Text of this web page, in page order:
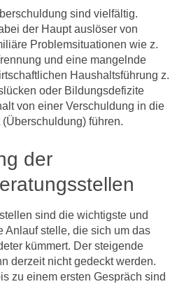
sind vielfältig.
der Haupt auslöser von
Problemsituationen wie z.
und eine mangelnde
Haus­haltsführung z.
oder Bildungsdefizite
von einer Verschuldung in die
füh­ren.
der
sind die wichtigste und
Anlauf­ stelle, die sich um das
kümmert. Der steigende
derzeit nicht gedeckt werden.
zu einem ersten Gespräch sind